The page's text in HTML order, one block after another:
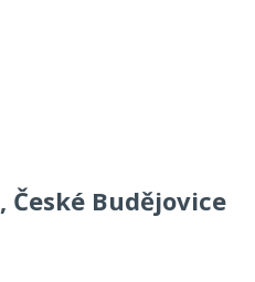
Budějovice